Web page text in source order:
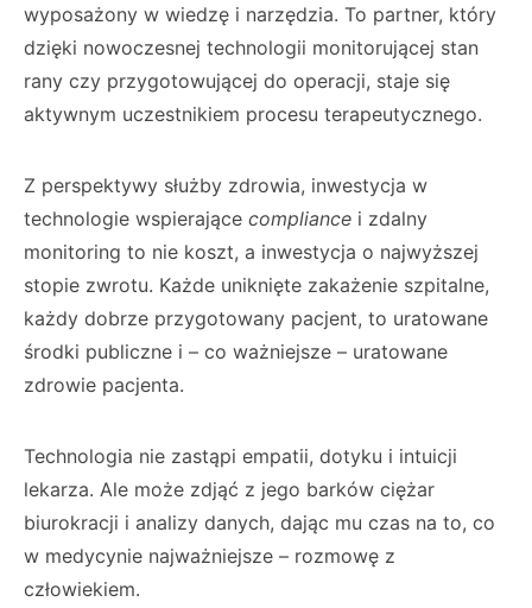
wyposażony w wiedzę i narzędzia. To partner, który
dzięki nowoczesnej technologii monitorującej stan
rany czy przygotowującej do operacji, staje się
aktywnym uczestnikiem procesu terapeutycznego.
Z perspektywy służby zdrowia, inwestycja w
technologie wspierające compliance i zdalny
monitoring to nie koszt, a inwestycja o najwyższej
stopie zwrotu. Każde uniknięte zakażenie szpitalne,
każdy dobrze przygotowany pacjent, to uratowane
środki publiczne i – co ważniejsze – uratowane
zdrowie pacjenta.
Technologia nie zastąpi empatii, dotyku i intuicji
lekarza. Ale może zdjąć z jego barków ciężar
biurokracji i analizy danych, dając mu czas na to, co
w medycynie najważniejsze – rozmowę z
człowiekiem.